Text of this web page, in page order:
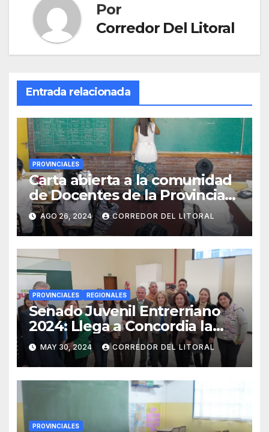
Por
Corredor Del Litoral
Entrada relacionada
PROVINCIALES
Carta abierta a la comunidad
de Docentes de la Provincia
de Entre Ríos
AGO 26, 2024 CORREDOR DEL LITORAL
PROVINCIALES REGIONALES
Senado Juvenil Entrerriano
2024: Llega a Concordia la
convocatoria para que los
jóvenes sean protagonistas
MAY 30, 2024 CORREDOR DEL LITORAL
PROVINCIALES